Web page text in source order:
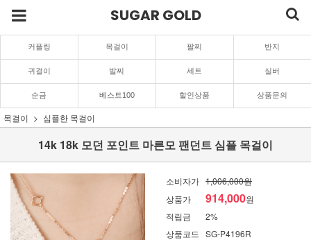
SUGAR GOLD
커플링 목걸이 팔찌 반지
귀걸이 발찌 세트 실버
순금 베스트100 할인상품 상품문의
목걸이 심플한 목걸이
14k 18k 모던 포인트 마른모 팬던트 심플 목걸이
소비자가 1,006,000원
상품가
914,000원
적립금
2%
상품코드
SG-P4196R